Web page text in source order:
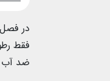
در
فقط
ضد آب